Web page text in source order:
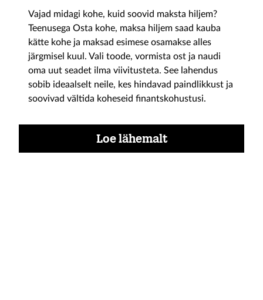
Vajad midagi kohe, kuid soovid maksta hiljem?
Teenusega Osta kohe, maksa hiljem saad kauba
kätte kohe ja maksad esimese osamakse alles
järgmisel kuul. Vali toode, vormista ost ja naudi
oma uut seadet ilma viivitusteta. See lahendus
sobib ideaalselt neile, kes hindavad paindlikkust ja
soovivad vältida koheseid finantskohustusi.
Loe lähemalt